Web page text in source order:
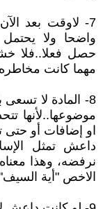
7- لاوقت بعد
واضحا ولا يحتمل
حصل فعلا..فلا
مهما كانت
8- المادة لا
موضوعها..لأنها
او إضافات أو حتى
داعش تمثل
نرفضه، وهذا
الاخص "أية